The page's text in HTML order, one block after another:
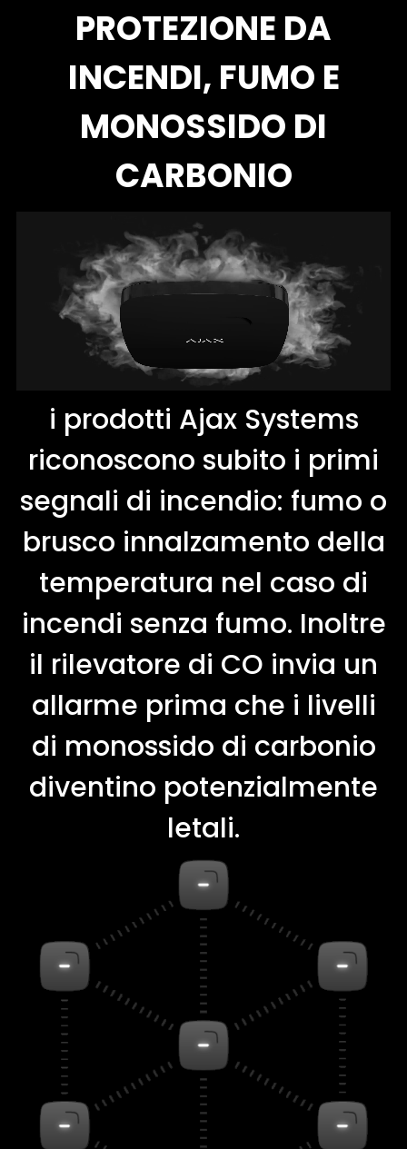
PROTEZIONE DA
INCENDI, FUMO E
MONOSSIDO DI
CARBONIO
i prodotti Ajax Systems
riconoscono subito i primi
segnali di incendio: fumo o
brusco innalzamento della
temperatura nel caso di
incendi senza fumo. Inoltre
il rilevatore di CO invia un
allarme prima che i livelli
di monossido di carbonio
diventino potenzialmente
letali.